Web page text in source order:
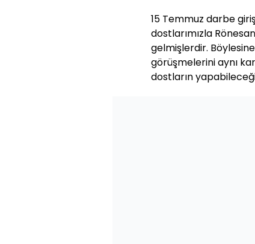
15 Temmuz darbe
dostlarımızla
gelmişlerdir.
görüşmelerini aynı
dostların